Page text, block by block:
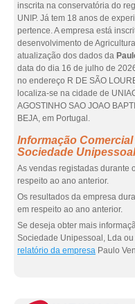
inscrita na conservatória do
UNIP. Já tem 18 anos de
pertence. A empresa está
desenvolvimento de
atualização dos dados da
data do dia 16 de julho de
no endereço R DE SÃO
localiza-se na cidade de
AGOSTINHO SAO JOAO
BEJA, em Portugal.
Informação
Sociedade
As vendas registadas durante
respeito ao ano anterior.
Os resultados da empresa
em respeito ao ano anterior.
Se deseja obter mais
Sociedade Unipessoal, Lda ou
relatório da empresa Paulo